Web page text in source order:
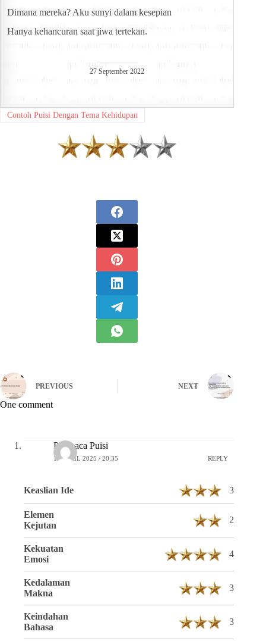
Dimana mereka? Aku sunyi dalam kesepian
Hanya kehancuran saat jiwa tertekan.
27 September 2022
Contoh Puisi Dengan Tema Kehidupan
PREVIOUS NEXT
One comment
Pembaca Puisi
16 APRIL 2025 / 20:35 REPLY
Keaslian Ide 3
Elemen
Kejutan
2
Kekuatan
Emosi
4
Kedalaman
Makna
3
Keindahan
Bahasa
3